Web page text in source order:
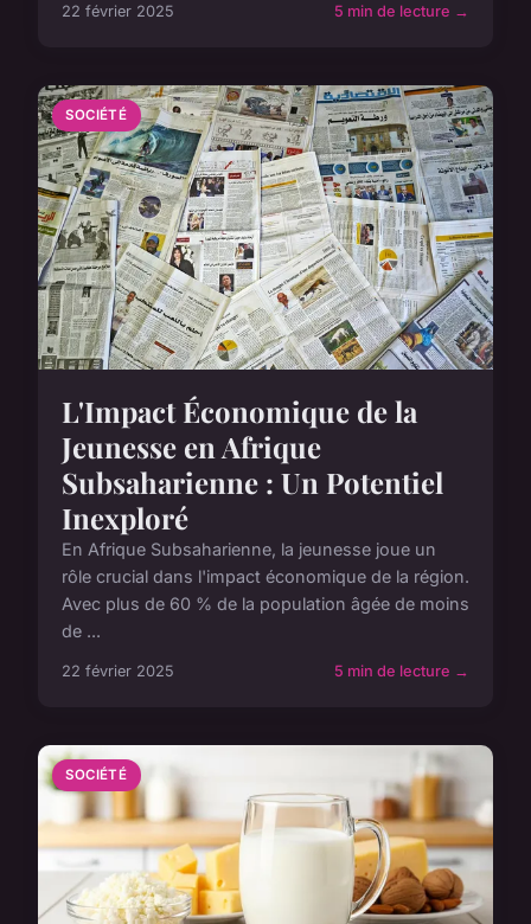
22 février 2025 5 min de lecture →
SOCIÉTÉ
L'Impact Économique de la
Jeunesse en Afrique
Subsaharienne : Un Potentiel
Inexploré
En Afrique Subsaharienne, la jeunesse joue un
rôle crucial dans l'impact économique de la région.
Avec plus de 60 % de la population âgée de moins
de ...
22 février 2025 5 min de lecture →
SOCIÉTÉ